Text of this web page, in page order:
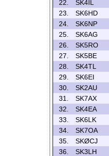
22.
SK4IL
23.
SK6HD
24.
SK6NP
25.
SK6AG
26.
SK5RO
27.
SK5BE
28.
SK4TL
29.
SK6EI
30.
SK2AU
31.
SK7AX
32.
SK4EA
33.
SK6LK
34.
SK7OA
35.
SKØCJ
36.
SK3LH